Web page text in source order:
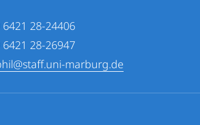
6421 28-24406
6421 28-26947
marburg.de